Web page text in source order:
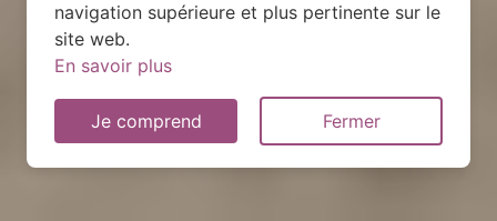
navigation supérieure et plus pertinente sur le
site web.
En savoir plus
Je comprend Fermer